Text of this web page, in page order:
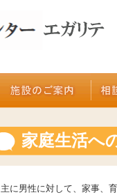
家庭生活へ
主に男性に対して、家事、